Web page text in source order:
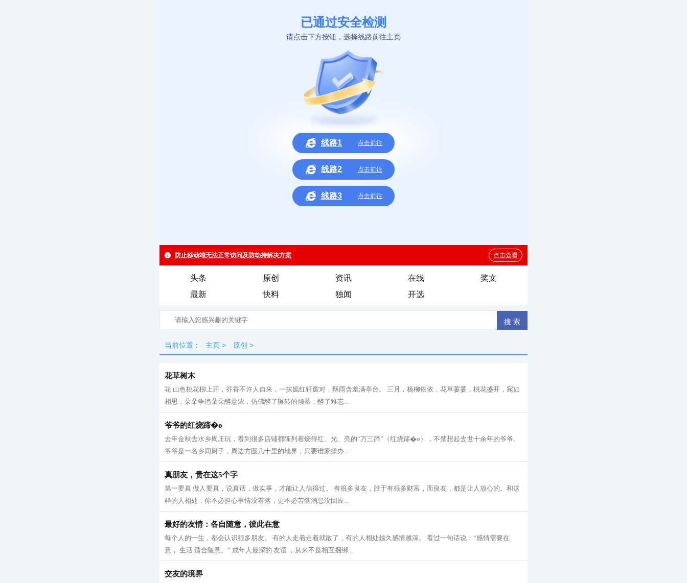
头条 原创 资讯 在线
奖文
最新
快料 独闻 开选
当前位置： 主页 > 原创 >
花草树木
花 山色桃花柳上开，芬香不许人自来，一抹嫣红轩窗对，酥雨含羞满亭台。 三月，杨柳依依，花草萋萋，桃花盛开，宛如
相思，朵朵争艳朵朵醉意浓，仿佛醉了辗转的倾慕，醉了难忘...
爷爷的红烧蹄�o
去年金秋去水乡周庄玩，看到很多店铺都陈列着烧得红、光、亮的“万三蹄”（红烧蹄�o），不禁想起去世十余年的爷爷。
爷爷是一名乡间厨子，周边方圆几十里的地界，只要谁家操办...
真朋友，贵在这5个字
第一要真 做人要真，说真话，做实事，才能让人信得过。 有很多良友，胜于有很多财富，而良友，都是让人放心的。和这
样的人相处，你不必担心事情没着落，更不必苦恼消息没回应...
最好的友情：各自随意，彼此在意
每个人的一生，都会认识很多朋友。 有的人走着走着就散了，有的人相处越久感情越深。 看过一句话说：“感情需要在
意， 生活 适合随意。” 成年人最深的 友谊 ，从来不是相互捆绑...
交友的境界